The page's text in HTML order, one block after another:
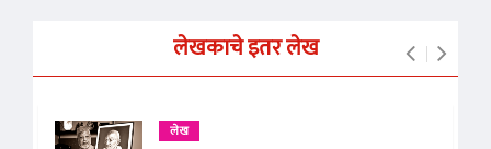
लेखकाचे इतर लेख
लेख